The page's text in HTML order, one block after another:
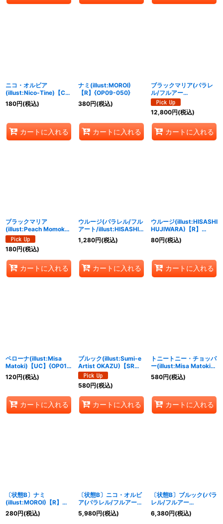
ニコ・オルビア
(illust:Nico-Tine)【C】
{OP09-106}
180円(税込)
カートに入れる
ナミ(illust:MOROI)
【R】{OP09-050}
380円(税込)
カートに入れる
ブラックマリア(パラレ
ル/フルアー
ト/illust:Peach
Momoko)【SR/P】
{OP08-074}
12,800円(税込)
カートに入れる
ブラックマリア
(illust:Peach Momoko)
【SR】{OP08-074}
180円(税込)
カートに入れる
ウルージ(パラレル/フル
アート/illust:HISASHI
HUJIWARA)【R/P】
{OP07-021}
1,280円(税込)
カートに入れる
ウルージ(illust:HISASHI
HUJIWARA)【R】
{OP07-021}
80円(税込)
カートに入れる
ペローナ(illust:Misa
Matoki)【UC】{OP01-
077}
120円(税込)
カートに入れる
ブルック(illust:Sumi-e
Artist OKAZU)【SR】
{EB01-046}
580円(税込)
カートに入れる
トニートニー・チョッパ
ー(illust:Misa Matoki)
【SR】{EB01-006}
580円(税込)
カートに入れる
〔状態B〕ナミ
(illust:MOROI)【R】
{OP09-050}
280円(税込)
〔状態B〕ニコ・オルビ
ア(パラレル/フルアー
ト/illust:Nico-Tine)
【C/P】{OP09-106}
5,980円(税込)
〔状態B〕ブルック(パラ
レル/フルアー
ト/illust:Sumi-e Artist
OKAZU)【SR/P】
6,380円(税込)